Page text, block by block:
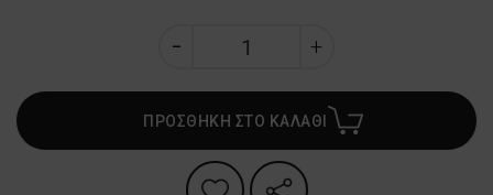
ΠΡΟΣΘΗΚΗ ΣΤΟ ΚΑΛΑΘΙ